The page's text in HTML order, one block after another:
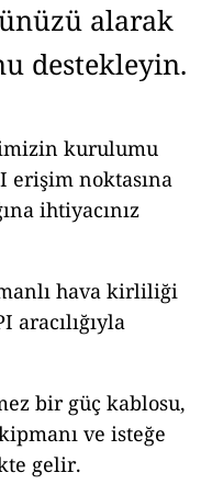
alarak
destekleyin.
kurulumu
erişim noktasına
ihtiyacınız
hava kirliliği
bir güç kablosu,
ve isteğe
gelir.